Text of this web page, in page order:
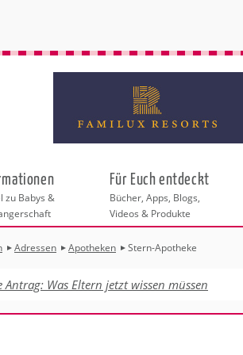
Hebammen
Geburtshäuser
Frauenärzte
Checklisten
Beratungsstellen
Kinderwunschzentren in Düsseldorf
Schwangerschaftskurse
Erste Hilfe & Beratung
Rückbildung
Shopping
Wellness & Gesundheit
Fotografie & Dienstleistungen
zu Babys &
Für Euch entdeckt
Bücher, Apps, Blogs,
Videos & Produkte
Adressen Apotheken Stern-Apotheke
Was Eltern jetzt wissen müssen